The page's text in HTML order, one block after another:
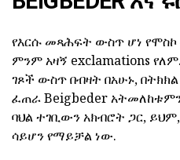
የእርሱ መጻሕፍት ውስጥ ሆነ የሞስኮ
ምንም አዛኝ exclamations
ገጾች ውስጥ በብዛት በአሁኑ,
ፈጠራ Beigbeder
ባህል ተገቢውን አክብሮት ጋር,
ሳይሆን የማይቻል ነው.